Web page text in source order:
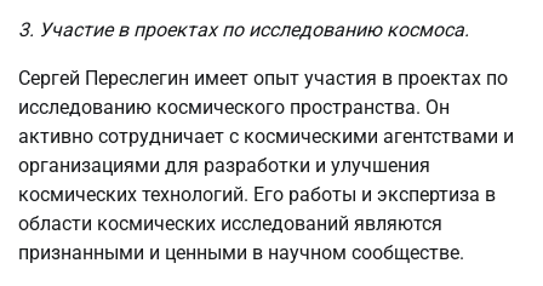
3. Участие в проектах по исследованию космоса.
Сергей Переслегин имеет опыт участия в проектах по
исследованию космического пространства. Он
активно сотрудничает с космическими агентствами и
организациями для разработки и улучшения
космических технологий. Его работы и экспертиза в
области космических исследований являются
признанными и ценными в научном сообществе.